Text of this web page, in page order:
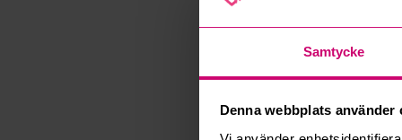
Samtycke
Denna webbplats använder
Fredag 22
Adress
Export